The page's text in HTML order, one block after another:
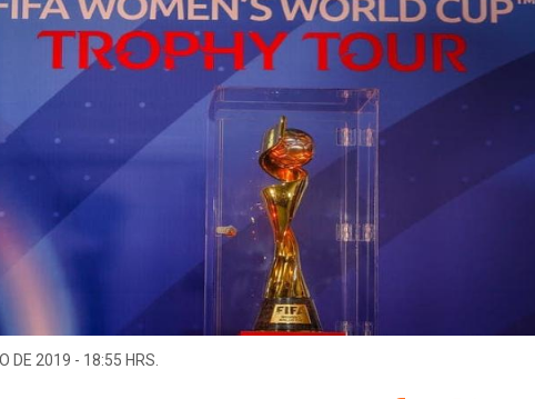
DE 2019 - 18:55 HRS.